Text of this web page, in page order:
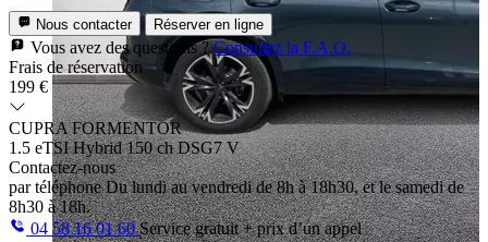
Nous contacter Réserver en ligne
Vous avez des questions ? Consultez la F.A.Q.
Frais de réservation
199 €
CUPRA FORMENTOR
1.5 eTSI Hybrid 150 ch DSG7 V
Contactez-nous
par téléphone Du lundi au vendredi de 8h à 18h30, et le samedi de
8h30 à 18h.
04 58 16 01 60Service gratuit + prix d’un appel